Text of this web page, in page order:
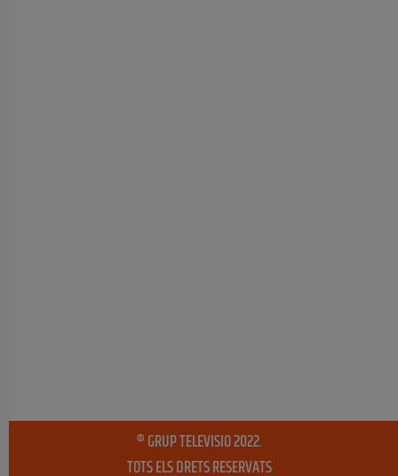
® GRUP TELEVISIO 2022.
TOTS ELS DRETS RESERVATS